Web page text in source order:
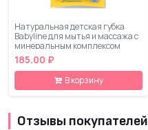
Натуральная детская губка
Babyline для мытья и массажа с
минеральным комплексом
185.00 ₽
В корзину
Отзывы покупателей